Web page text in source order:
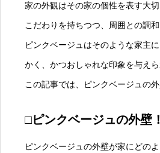
お盆に伴う休業のお知らせ
2026.07.30
川崎市でリノベーションを検討
へ｜後悔しない計画の立て方と
2026.07.01
NEW
2021.04.25
お客様アンケート405
2026.01.25
藤沢市でリノベーションを検討
へ｜費用・進め方・会社選びの
2026.08.01
川崎市でリノベーションを検討
へ｜後悔しない計画の立て方と
2026.07.01
NEW
2021.04.25
クーリング・オフ手続きのお知
2024.04.26
家の外観はその家の個性を表す大切
こだわりを持ちつつ、周囲との調
ピンクベージュはそのような家主
かく、かつおしゃれな印象を与えら
この記事では、ピンクベージュの
□ピンクベージュの外壁
ピンクベージュの外壁が家にどの